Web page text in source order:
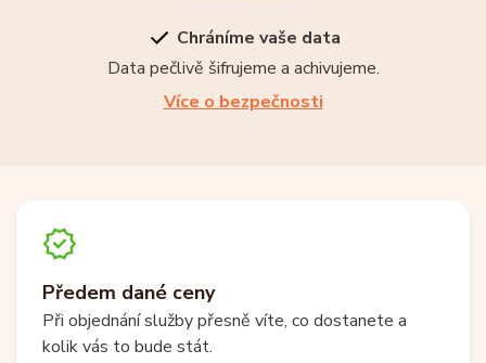
Chráníme vaše data
Data pečlivě šifrujeme a achivujeme.
Více o bezpečnosti
Předem dané ceny
Při objednání služby přesně víte, co dostanete a
kolik vás to bude stát.